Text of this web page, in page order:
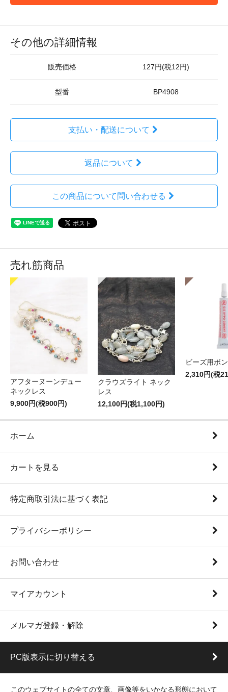
その他の詳細情報
販売価格 127円(税12円)
型番 BP4908
支払い・配送について
返品について
この商品について問い合わせる
売れ筋商品
アフターヌーンデュー
ネックレス
9,900円(税900円)
クラウズライト ネック
レス
12,100円(税1,100円)
ビーズ用ボ
2,310円(税
ホーム
カートを見る
特定商取引法に基づく表記
プライバシーポリシー
お問い合わせ
マイアカウント
メルマガ登録・解除
PC版表示に切り替える
このウェブサイトの全ての文章、画像等をいかなる形態において